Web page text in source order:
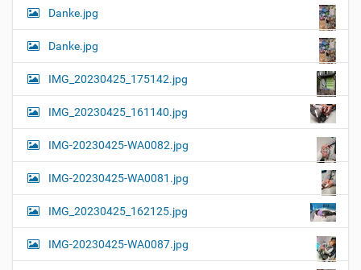
Danke.jpg
Danke.jpg
IMG_20230425_175142.jpg
IMG_20230425_161140.jpg
IMG-20230425-WA0082.jpg
IMG-20230425-WA0081.jpg
IMG_20230425_162125.jpg
IMG-20230425-WA0087.jpg